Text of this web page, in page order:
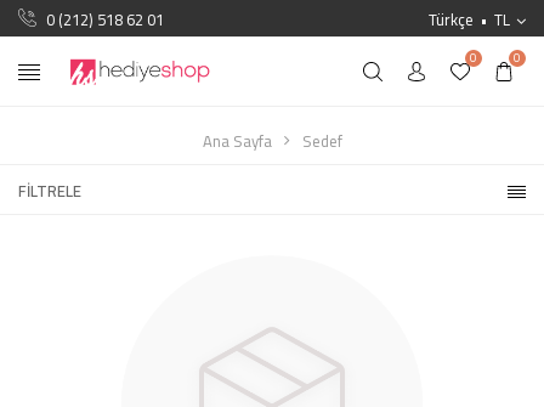
0 (212) 518 62 01 Türkçe TL
0 0
Ana Sayfa
Sedef
FILTRELE